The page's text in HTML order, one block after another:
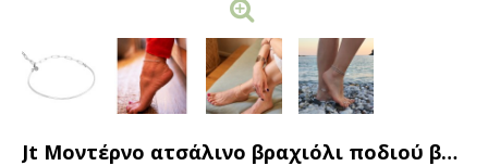
Jt Μοντέρνο ατσάλινο βραχιόλι ποδιού βέργα με αλυσίδα